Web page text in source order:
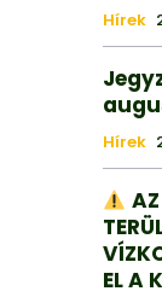
Hírek
Hírek
EL A